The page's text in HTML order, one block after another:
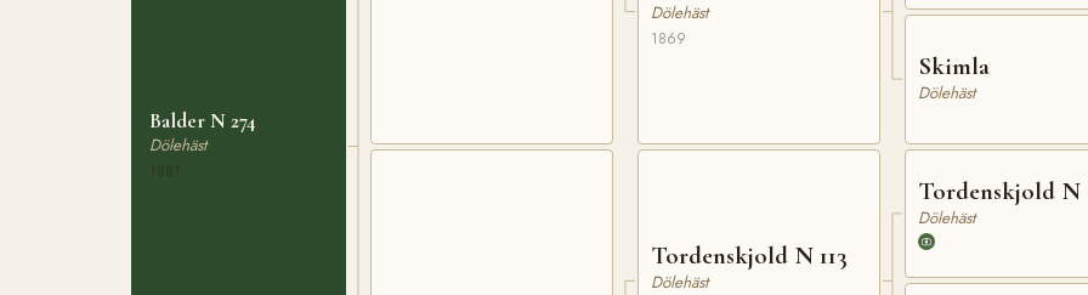
Balder N 274
Dölehäst
Dölehäst
1869
Tordenskjold N 113
Dölehäst
Skimla
Dölehäst
Tordenskjold N
Dölehäst